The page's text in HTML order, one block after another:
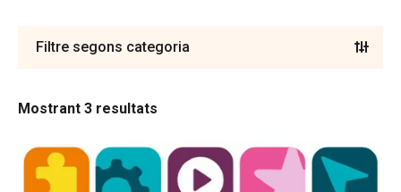
Filtre segons categoria
Mostrant 3 resultats